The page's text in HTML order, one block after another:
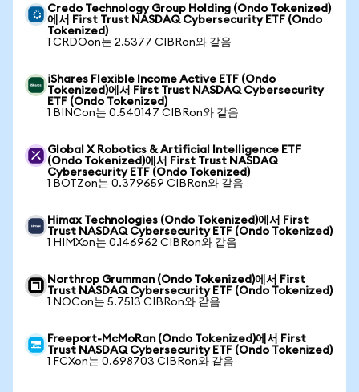
Credo Technology Group Holding (Ondo Tokenized)
에서 First Trust NASDAQ Cybersecurity ETF (Ondo
Tokenized)
1 CRDOon는 2.5377 CIBRon와 같음
iShares Flexible Income Active ETF (Ondo
Tokenized)에서 First Trust NASDAQ Cybersecurity
ETF (Ondo Tokenized)
1 BINCon는 0.540147 CIBRon와 같음
Global X Robotics & Artificial Intelligence ETF
(Ondo Tokenized)에서 First Trust NASDAQ
Cybersecurity ETF (Ondo Tokenized)
1 BOTZon는 0.379659 CIBRon와 같음
Himax Technologies (Ondo Tokenized)에서 First
Trust NASDAQ Cybersecurity ETF (Ondo Tokenized)
1 HIMXon는 0.146962 CIBRon와 같음
Northrop Grumman (Ondo Tokenized)에서 First
Trust NASDAQ Cybersecurity ETF (Ondo Tokenized)
1 NOCon는 5.7513 CIBRon와 같음
Freeport-McMoRan (Ondo Tokenized)에서 First
Trust NASDAQ Cybersecurity ETF (Ondo Tokenized)
1 FCXon는 0.698703 CIBRon와 같음